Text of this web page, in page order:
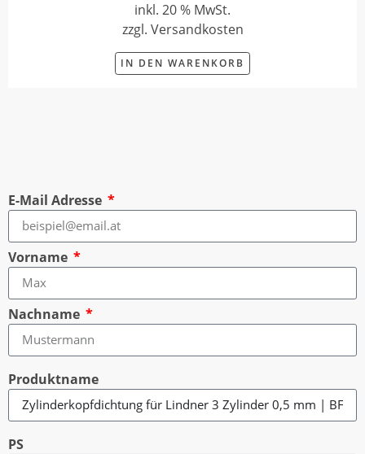
inkl. 20 % MwSt.
zzgl. Versandkosten
IN DEN WARENKORB
E-Mail Adresse
Vorname
Nachname
Produktname
PS